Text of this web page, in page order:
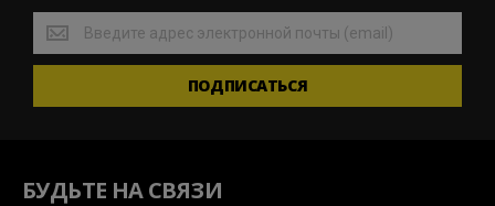
Будьте
вкурсе
актуальных
и
ПОДПИСАТЬСЯ
БУДЬТЕ НА СВЯЗИ